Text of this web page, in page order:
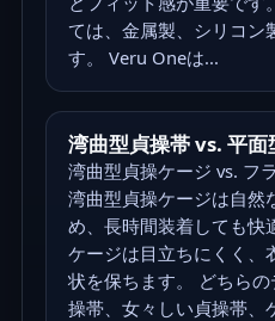
ては、金属製、シリコン
す。 Veru Oneは...
湾曲型貞操帯 vs. 平面
湾曲型貞操ケージ vs. フ
湾曲型貞操ケージは自然
め、長時間装着しても快
ケージは目立ちにくく、
状を保ちます。 どちら
操帯、女々しい貞操帯、